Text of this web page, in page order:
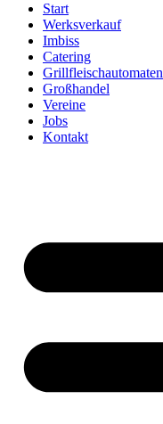
Start
Werksverkauf
Imbiss
Catering
Grillfleischautomaten
Großhandel
Vereine
Jobs
Kontakt